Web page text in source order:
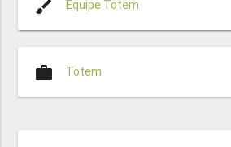
brush Equipe Totem
work Totem